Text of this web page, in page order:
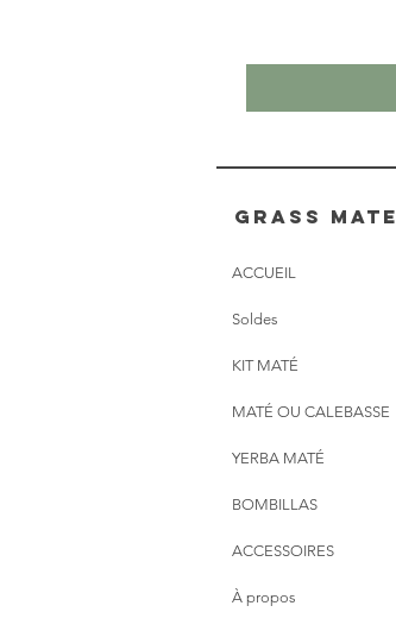
Grass mate
ACCUEIL
Soldes
KIT MATÉ
MATÉ OU CALEBASSE
YERBA MATÉ
BOMBILLAS
ACCESSOIRES
À propos